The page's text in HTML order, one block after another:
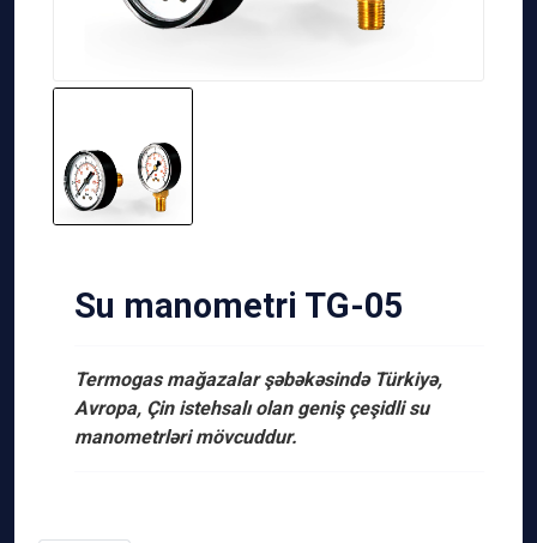
Su manometri TG-05
Termogas mağazalar şəbəkəsində Türkiyə,
Avropa, Çin istehsalı olan geniş çeşidli su
manometrləri mövcuddur.